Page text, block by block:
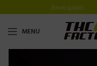
Envio gratis!
MENU